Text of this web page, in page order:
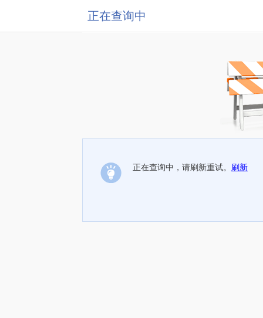
正在查询中
正在查询中，请刷新重试。 刷新